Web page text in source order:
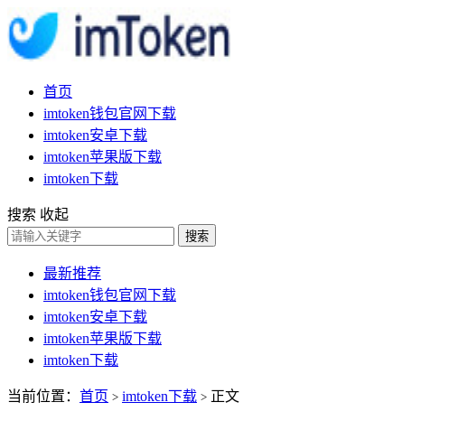
首页
imtoken钱包官网下载
imtoken安卓下载
imtoken苹果版下载
imtoken下载
搜索 收起
搜索
最新推荐
imtoken钱包官网下载
imtoken安卓下载
imtoken苹果版下载
imtoken下载
当前位置： 首页 > imtoken下载 > 正文